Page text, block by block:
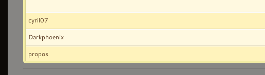
cyril07
Darkphoenix
propos